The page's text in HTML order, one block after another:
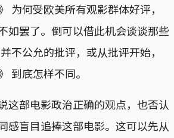
为何受欧美所有观影群体好评，
如罢了。倒可以借此机会谈谈那些
不公允的批评，或从批评开始，
到底怎样不同。
这部电影政治正确的观点，也否认
感盲目追捧这部电影。这可以先从